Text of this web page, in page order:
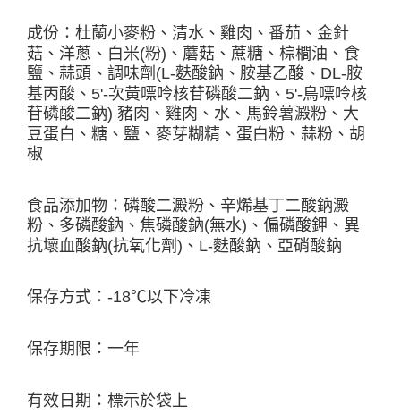
成份：杜蘭小麥粉、清水、雞肉、番茄、金針
菇、洋蔥、白米(粉)、蘑菇、蔗糖、棕櫚油、食
鹽、蒜頭、調味劑(L-麩酸鈉、胺基乙酸、DL-胺
基丙酸、5'-次黃嘌呤核苷磷酸二鈉、5'-鳥嘌呤核
苷磷酸二鈉) 豬肉、雞肉、水、馬鈴薯澱粉、大
豆蛋白、糖、鹽、麥芽糊精、蛋白粉、蒜粉、胡
椒
食品添加物：磷酸二澱粉、辛烯基丁二酸鈉澱
粉、多磷酸鈉、焦磷酸鈉(無水)、偏磷酸鉀、異
抗壞血酸鈉(抗氧化劑)、L-麩酸鈉、亞硝酸鈉
保存方式：-18℃以下冷凍
保存期限：一年
有效日期：標示於袋上